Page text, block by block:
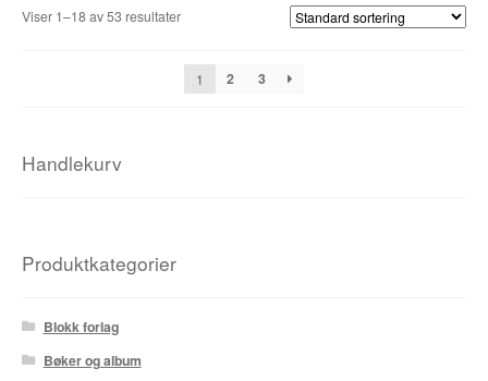
Viser 1–18 av 53 resultater
1 2 3
Handlekurv
Produktkategorier
Blokk forlag
Bøker og album